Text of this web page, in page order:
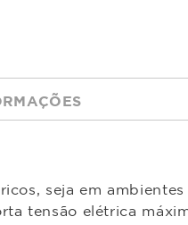
seja em
tensão elétrica